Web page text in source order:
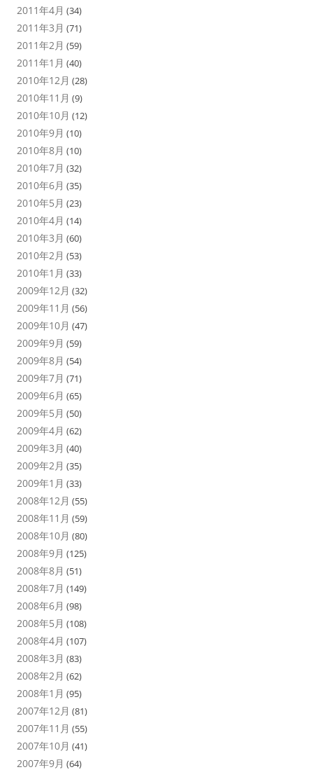
2011年4月 (34)
2011年3月 (71)
2011年2月 (59)
2011年1月 (40)
2010年12月 (28)
2010年11月 (9)
2010年10月 (12)
2010年9月 (10)
2010年8月 (10)
2010年7月 (32)
2010年6月 (35)
2010年5月 (23)
2010年4月 (14)
2010年3月 (60)
2010年2月 (53)
2010年1月 (33)
2009年12月 (32)
2009年11月 (56)
2009年10月 (47)
2009年9月 (59)
2009年8月 (54)
2009年7月 (71)
2009年6月 (65)
2009年5月 (50)
2009年4月 (62)
2009年3月 (40)
2009年2月 (35)
2009年1月 (33)
2008年12月 (55)
2008年11月 (59)
2008年10月 (80)
2008年9月 (125)
2008年8月 (51)
2008年7月 (149)
2008年6月 (98)
2008年5月 (108)
2008年4月 (107)
2008年3月 (83)
2008年2月 (62)
2008年1月 (95)
2007年12月 (81)
2007年11月 (55)
2007年10月 (41)
2007年9月 (64)